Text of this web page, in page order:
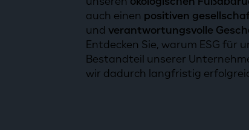
auch einen positiven
und verantwortungsvolle
Entdecken Sie, warum ESG für
Bestandteil unserer
wir dadurch langfristig